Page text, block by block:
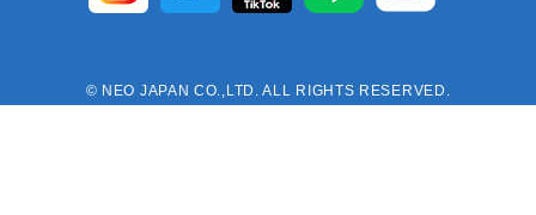
© NEO JAPAN CO.,LTD. ALL RIGHTS RESERVED.